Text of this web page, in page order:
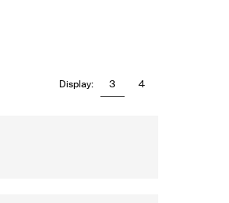
arvestatava jõu. Tema
valikut Calvin Kleini tooteid
Display: 3 4